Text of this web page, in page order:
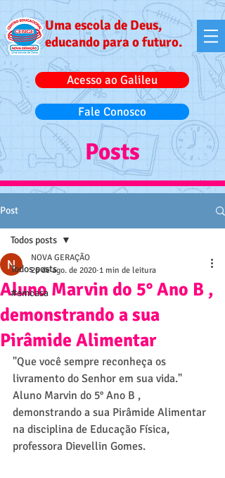
Uma escola de Deus,
educando para o futuro.
Acesso ao Galileu
Fale Conosco
Posts
Post
Todos posts
#emcasa
Todos posts
Aluno Marvin do 5° Ano B ,
demonstrando a sua
Pirâmide Alimentar
NOVA GERAÇÃO
26 de ago. de 2020 1 min de leitura
"Que você sempre reconheça os
livramento do Senhor em sua vida."
Aluno Marvin do 5° Ano B ,
demonstrando a sua Pirâmide Alimentar
na disciplina de Educação Física,
professora Dievellin Gomes.